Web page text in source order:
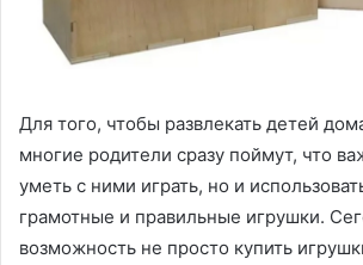
Для того, чтобы развлекать детей
многие родители сразу поймут, что
уметь с ними играть, но и
грамотные и правильные игрушки.
возможность не просто купить